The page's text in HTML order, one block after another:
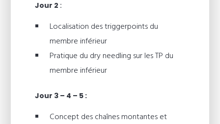
Jour 2 :
Localisation des triggerpoints du
membre inférieur
Pratique du dry needling sur les TP du
membre inférieur
Jour 3 – 4 – 5 :
Concept des chaînes montantes et